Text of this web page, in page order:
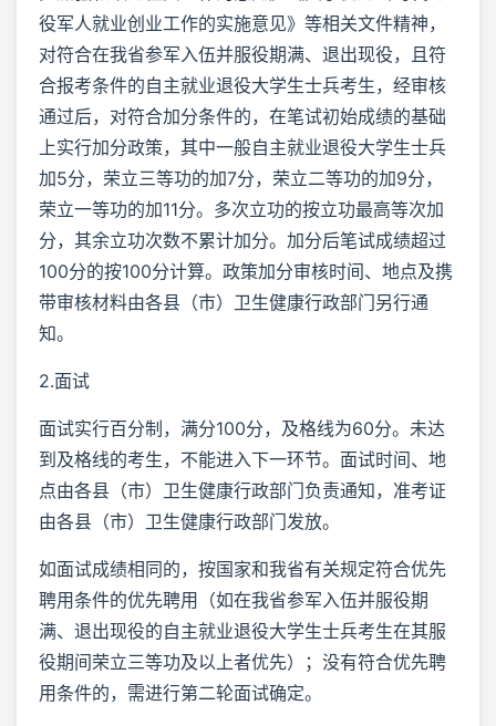
役军人就业创业工作的实施意见》等相关文件精神，
对符合在我省参军入伍并服役期满、退出现役，且符
合报考条件的自主就业退役大学生士兵考生，经审核
通过后，对符合加分条件的，在笔试初始成绩的基础
上实行加分政策，其中一般自主就业退役大学生士兵
加5分，荣立三等功的加7分，荣立二等功的加9分，
荣立一等功的加11分。多次立功的按立功最高等次加
分，其余立功次数不累计加分。加分后笔试成绩超过
100分的按100分计算。政策加分审核时间、地点及携
带审核材料由各县（市）卫生健康行政部门另行通
知。
2.面试
面试实行百分制，满分100分，及格线为60分。未达
到及格线的考生，不能进入下一环节。面试时间、地
点由各县（市）卫生健康行政部门负责通知，准考证
由各县（市）卫生健康行政部门发放。
如面试成绩相同的，按国家和我省有关规定符合优先
聘用条件的优先聘用（如在我省参军入伍并服役期
满、退出现役的自主就业退役大学生士兵考生在其服
役期间荣立三等功及以上者优先）；没有符合优先聘
用条件的，需进行第二轮面试确定。